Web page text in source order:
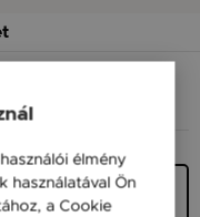
élmény
használatával Ön
a Cookie